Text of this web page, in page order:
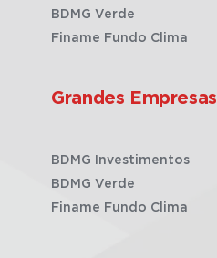
BDMG Verde
Finame Fundo Clima
Grandes Empresas
BDMG Investimentos
BDMG Verde
Finame Fundo Clima